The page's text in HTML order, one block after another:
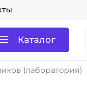
Каталог
(лаборатория)